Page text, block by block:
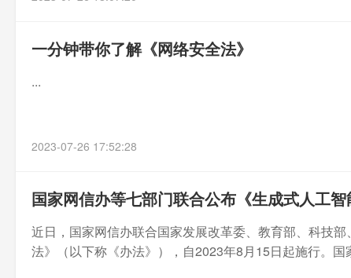
一分钟带你了解《网络安全法》
...
2023-07-26 17:52:28
国家网信办等七部门联合公布《生成式人工智
近日，国家网信办联合国家发展改革委、教育部、科技
法》（以下称《办法》），自2023年8月15日起施行。